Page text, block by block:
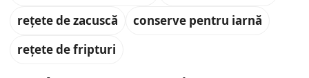
rețete de zacuscă
conserve pentru iarnă
rețete de fripturi